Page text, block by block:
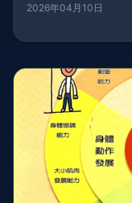
2026年04月10日